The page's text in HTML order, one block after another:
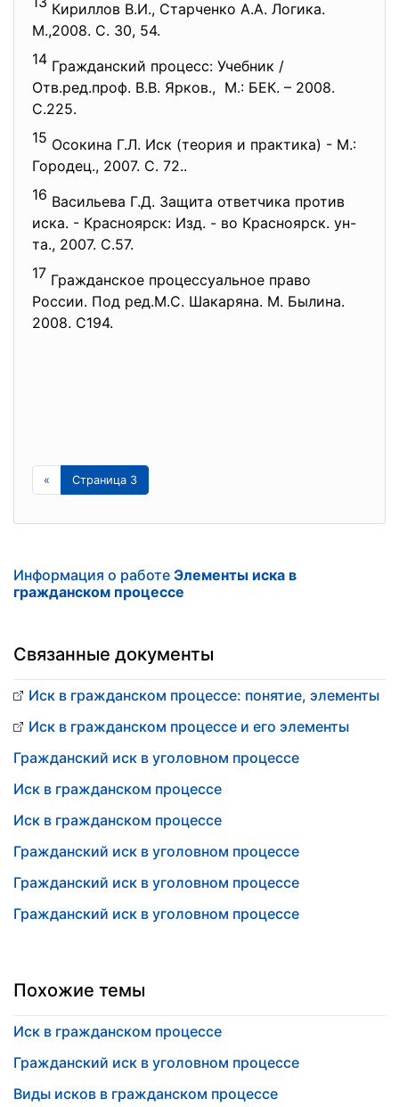
Кириллов В.И., Старченко А.А. Логика.
М.,2008. С. 30, 54.
14 Гражданский процесс: Учебник /
Отв.ред.проф. В.В. Ярков., М.: БЕК. – 2008.
С.225.
15 Осокина Г.Л. Иск (теория и практика) - М.:
Городец., 2007. С. 72..
16 Васильева Г.Д. Защита ответчика против
иска. - Красноярск: Изд. - во Красноярск. ун-
та., 2007. С.57.
17 Гражданское процессуальное право
России. Под ред.М.С. Шакаряна. М. Былина.
2008. С194.
« Страница 3
Информация о работе Элементы иска в
гражданском процессе
Связанные документы
Иск в гражданском процессе: понятие, элементы
Иск в гражданском процессе и его элементы
Гражданский иск в уголовном процессе
Иск в гражданском процессе
Иск в гражданском процессе
Гражданский иск в уголовном процессе
Гражданский иск в уголовном процессе
Гражданский иск в уголовном процессе
Похожие темы
Иск в гражданском процессе
Гражданский иск в уголовном процессе
Виды исков в гражданском процессе